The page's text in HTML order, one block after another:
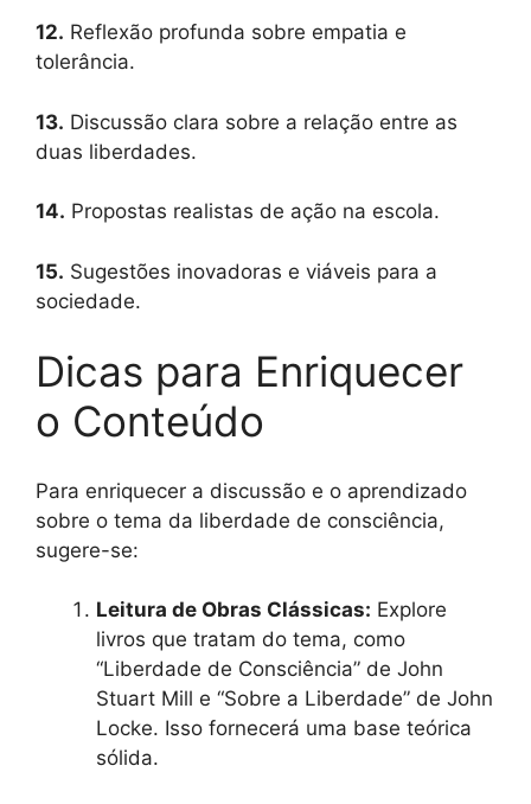
12. Reflexão profunda sobre empatia e
tolerância.
13. Discussão clara sobre a relação entre as
duas liberdades.
14. Propostas realistas de ação na escola.
15. Sugestões inovadoras e viáveis para a
sociedade.
Dicas para Enriquecer
o Conteúdo
Para enriquecer a discussão e o aprendizado
sobre o tema da liberdade de consciência,
sugere-se:
Leitura de Obras Clássicas: Explore
livros que tratam do tema, como
“Liberdade de Consciência” de John
Stuart Mill e “Sobre a Liberdade” de John
Locke. Isso fornecerá uma base teórica
sólida.